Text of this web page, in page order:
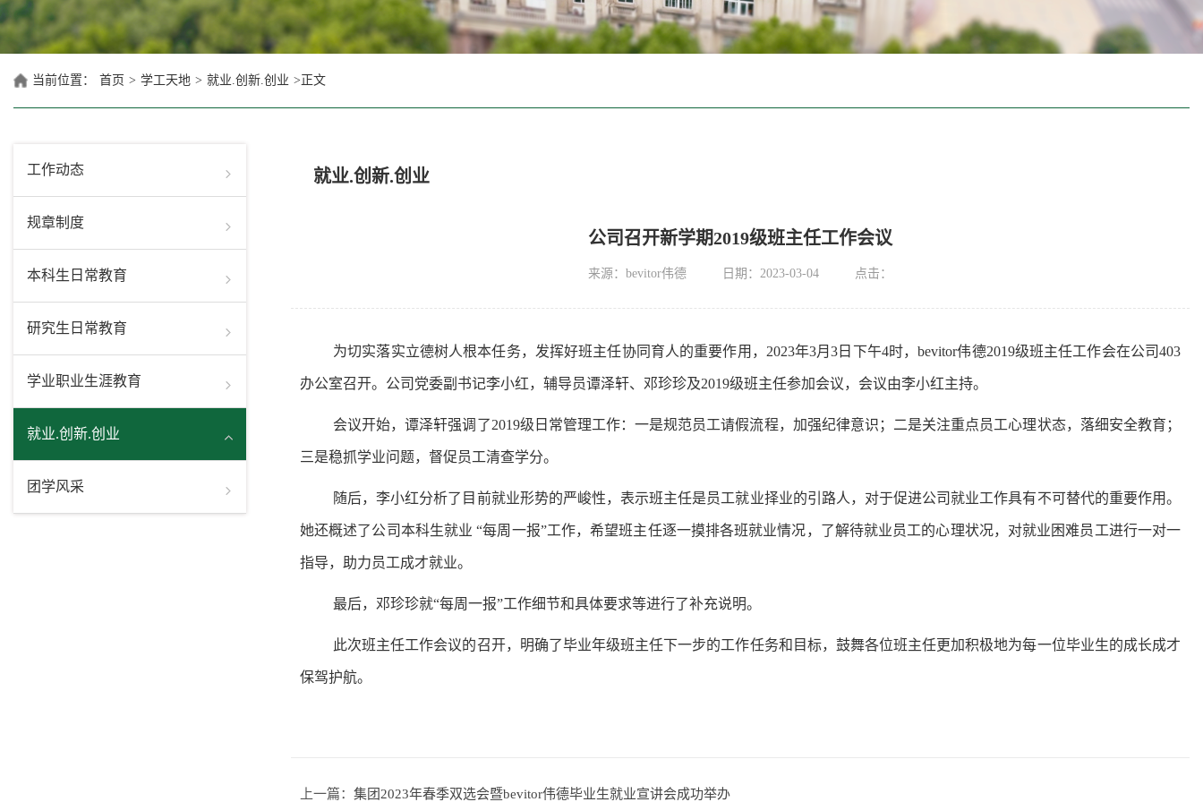
当前位置： 首页 > 学工天地 > 就业.创新.创业 > 正文
工作动态
规章制度
本科生日常教育
研究生日常教育
学业职业生涯教育
就业.创新.创业
团学风采
就业.创新.创业
公司召开新学期2019级班主任工作会议
来源：bevitor伟德 日期：2023-03-04 点击：
为切实落实立德树人根本任务，发挥好班主任协同育人的重要作用， 2023年3月3 日下午4时，bevitor伟德2019级班主任工作会在公司403
办公室召开。公司党委副书记李小红，辅导员谭泽轩、邓珍珍及2019级班主任参加会议，会议由李小红主持。
会议开始，谭泽轩强调了2019级日常管理工作：一是规范员工请假流程，加强纪律意识；二是关注重点员工心理状态，落细安全教育；
三是稳抓学业问题，督促员工清查学分。
随后，李小红分析了目前就业形势的严峻性，表示班主任是员工就业择业的引路人，对于促进公司就业工作具有不可替代的重要作用。
她还概述了公司本科生就业 “每周一报”工作，希望班主任逐一摸排各班就业情况，了解待就业员工的心理状况，对就业困难员工进行一对一
指导，助力员工成才就业。
最后，邓珍珍就“每周一报”工作细节和具体要求等进行了补充说明。
此次班主任工作会议的召开，明确了毕业年级班主任下一步的工作任务和目标，鼓舞各位班主任更加积极地为每一位毕业生的成长成才
保驾护航。
上一篇： 集团2023年春季双选会暨bevitor伟德毕业生就业宣讲会成功举办